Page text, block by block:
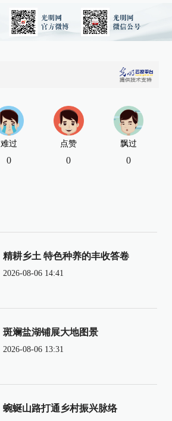
难过
0
点赞
0
飘过
0
精耕乡土 特色种养的丰收答卷
2026-08-06 14:41
斑斓盐湖铺展大地图景
2026-08-06 13:31
蜿蜒山路打通乡村振兴脉络